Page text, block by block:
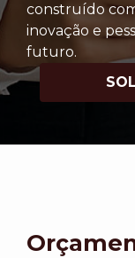
construído
inovação e
futuro.